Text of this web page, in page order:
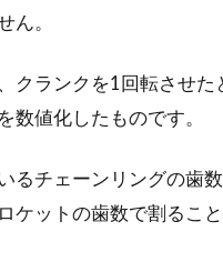
ん。
クランクを1回転させた
数値化したものです。
るチェーンリングの歯
ケットの歯数で割るこ